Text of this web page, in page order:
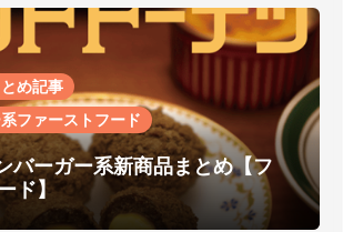
め記事
ファーストフード
ーガー系新商品まとめ【フ
ド】